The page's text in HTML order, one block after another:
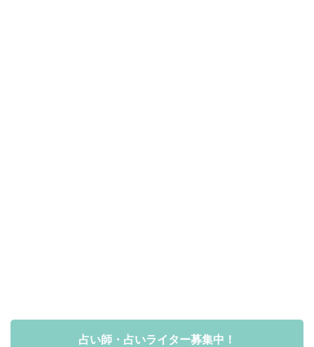
占い師・占いライター募集中！